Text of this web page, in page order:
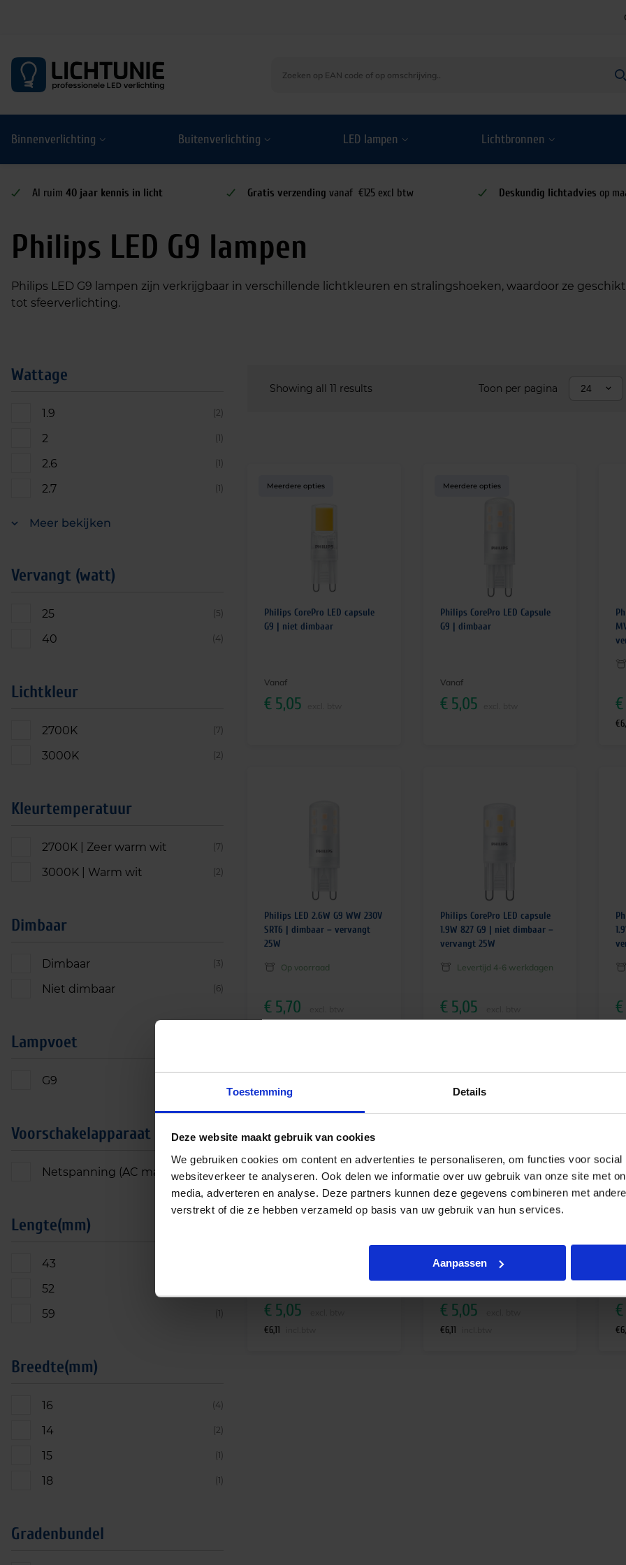
Toestemming Details
Deze website maakt gebruik van cookies
We gebruiken cookies om content en advertenties te personaliseren, om functies voor social
websiteverkeer te analyseren. Ook delen we informatie over uw gebruik van onze site met
media, adverteren en analyse. Deze partners kunnen deze gegevens combineren met
verstrekt of die ze hebben verzameld op basis van uw gebruik van hun services.
Aanpassen
Binnenverlichting Buitenverlichting LED lampen Lichtbronnen
Al ruim 40 jaar kennis in licht Gratis verzending vanaf €125 excl btw Deskundig lichtadvies op
Philips LED G9 lampen
Philips LED G9 lampen zijn verkrijgbaar in verschillende lichtkleuren en stralingshoeken, waardoor ze
tot sfeerverlichting.
Wattage
1.9 (2)
2 (1)
2.6 (1)
2.7 (1)
Meer bekijken
Vervangt (watt)
25 (5)
40 (4)
Lichtkleur
2700K (7)
3000K (2)
Kleurtemperatuur
2700K | Zeer warm wit (7)
3000K | Warm wit (2)
Dimbaar
Dimbaar (3)
Niet dimbaar (6)
Lampvoet
G9
Voorschakelapparaat
Netspanning (AC mains)
Lengte(mm)
43
52
59 (1)
Breedte(mm)
16 (4)
14 (2)
15 (1)
18 (1)
Gradenbundel
Showing all 11 results Toon per pagina 24
Meerdere opties
Philips CorePro LED capsule
G9 | niet dimbaar
Vanaf
€ 5,05
Meerdere opties
Philips CorePro LED Capsule
G9 | dimbaar
Vanaf
€ 5,05 €
€
Philips LED 2.6W G9 WW 230V
SRT6 | dimbaar – vervangt
25W
Op voorraad
€ 5,70
Philips CorePro LED capsule
1.9W 827 G9 | niet dimbaar –
vervangt 25W
Levertijd 4-6 werkdagen
€ 5,05 €
Philips CorePro LED capsule
€ 5,05
€6,11
Philips CorePro LED capsule
vervangt 40W
Op voorraad
€ 5,05
€6,11
€
€